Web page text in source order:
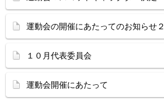
運動会の開催にあたってのお知らせ２
１０月代表委員会
運動会開催にあたって